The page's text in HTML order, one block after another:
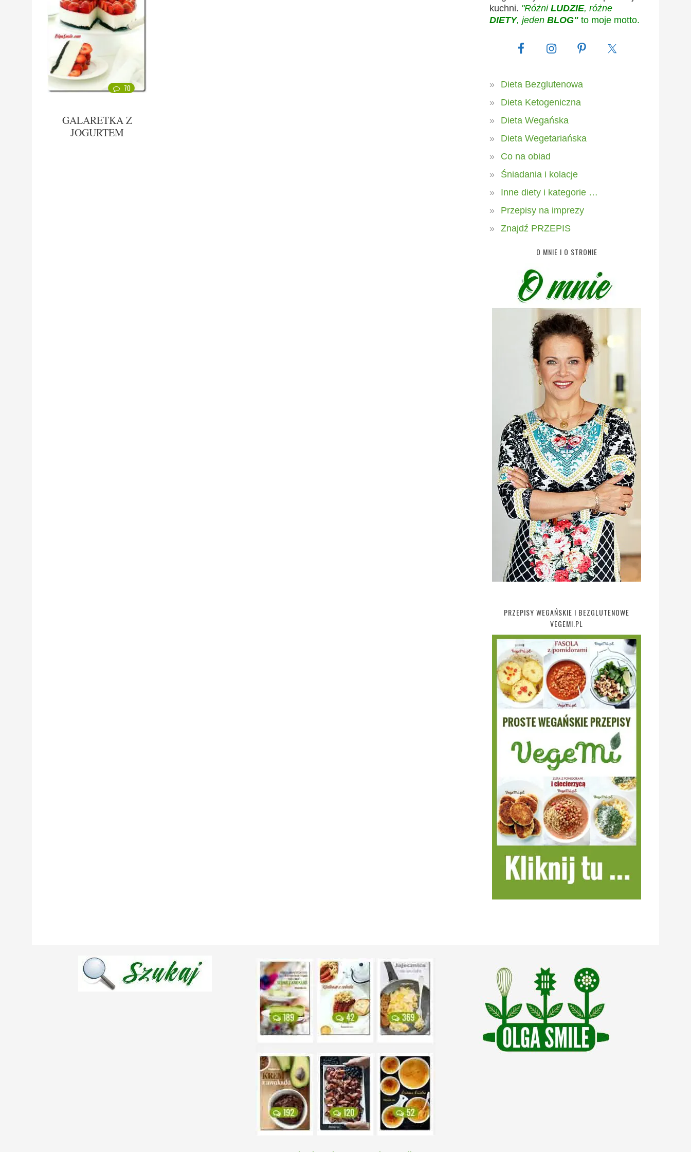
70
GALARETKA Z
JOGURTEM
kuchni. "Różni LUDZIE, różne
DIETY, jeden BLOG" to moje motto.
Dieta Bezglutenowa
Dieta Ketogeniczna
Dieta Wegańska
Dieta Wegetariańska
Co na obiad
Śniadania i kolacje
Inne diety i kategorie …
Przepisy na imprezy
Znajdź PRZEPIS
O MNIE I O STRONIE
PRZEPISY WEGAŃSKIE I BEZGLUTENOWE
VEGEMI.PL